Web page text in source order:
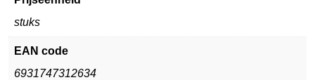
stuks
EAN code
6931747312634